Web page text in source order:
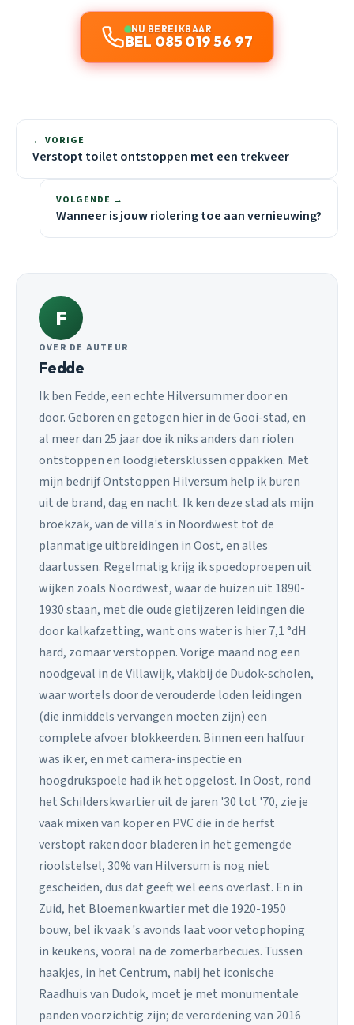
NU BEREIKBAAR
BEL 085 019 56 97
← VORIGE
Verstopt toilet ontstoppen met een trekveer
VOLGENDE →
Wanneer is jouw riolering toe aan vernieuwing?
F
OVER DE AUTEUR
Fedde
Ik ben Fedde, een echte Hilversummer door en
door. Geboren en getogen hier in de Gooi-stad, en
al meer dan 25 jaar doe ik niks anders dan riolen
ontstoppen en loodgietersklussen oppakken. Met
mijn bedrijf Ontstoppen Hilversum help ik buren
uit de brand, dag en nacht. Ik ken deze stad als mijn
broekzak, van de villa's in Noordwest tot de
planmatige uitbreidingen in Oost, en alles
daartussen. Regelmatig krijg ik spoedoproepen uit
wijken zoals Noordwest, waar de huizen uit 1890-
1930 staan, met die oude gietijzeren leidingen die
door kalkafzetting, want ons water is hier 7,1 °dH
hard, zomaar verstoppen. Vorige maand nog een
noodgeval in de Villawijk, vlakbij de Dudok-scholen,
waar wortels door de verouderde loden leidingen
(die inmiddels vervangen moeten zijn) een
complete afvoer blokkeerden. Binnen een halfuur
was ik er, en met camera-inspectie en
hoogdrukspoele had ik het opgelost. In Oost, rond
het Schilderskwartier uit de jaren '30 tot '70, zie je
vaak mixen van koper en PVC die in de herfst
verstopt raken door bladeren in het gemengde
rioolstelsel, 30% van Hilversum is nog niet
gescheiden, dus dat geeft wel eens overlast. En in
Zuid, het Bloemenkwartier met die 1920-1950
bouw, bel ik vaak 's avonds laat voor vetophoping
in keukens, vooral na de zomerbarbecues. Tussen
haakjes, in het Centrum, nabij het iconische
Raadhuis van Dudok, moet je met monumentale
panden voorzichtig zijn; de verordening van 2016